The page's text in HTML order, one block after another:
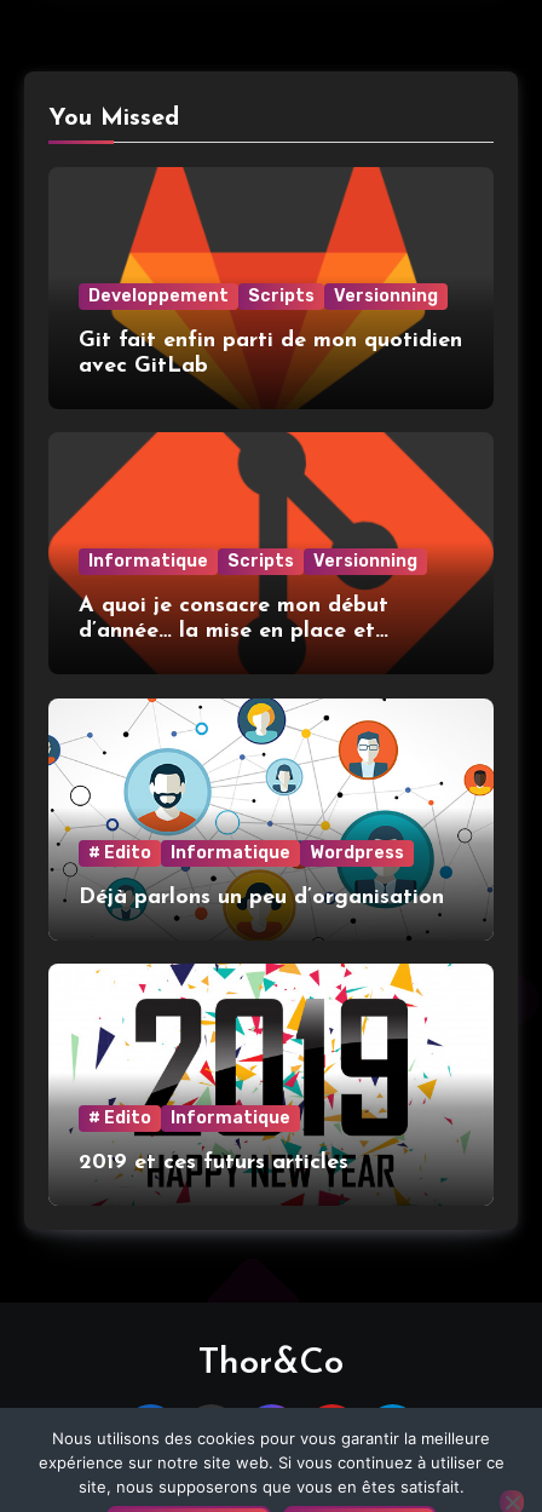
You Missed
Developpement Scripts Versionning
Git fait enfin parti de mon quotidien
avec GitLab
Informatique Scripts Versionning
A quoi je consacre mon début
d’année… la mise en place et
l’utilisation de git
# Edito Informatique Wordpress
Déjà parlons un peu d’organisation
# Edito Informatique
2019 et ces futurs articles
Thor&Co
Nous utilisons des cookies pour vous garantir la meilleure
expérience sur notre site web. Si vous continuez à utiliser ce
site, nous supposerons que vous en êtes satisfait.